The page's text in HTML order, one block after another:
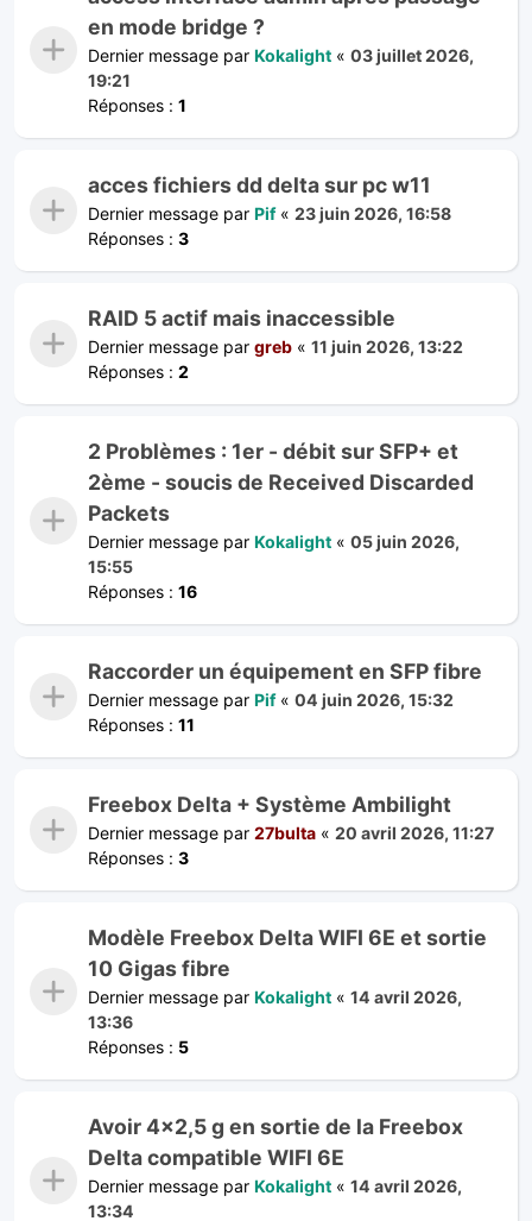
en mode bridge ?
Dernier message par Kokalight « 03 juillet 2026,
19:21
Réponses : 1
acces fichiers dd delta sur pc w11
Dernier message par Pif« 23 juin 2026, 16:58
Réponses : 3
RAID 5 actif mais inaccessible
Dernier message par greb « 11 juin 2026, 13:22
Réponses : 2
2 Problèmes : 1er - débit sur SFP+ et
2ème - soucis de Received Discarded
Packets
Dernier message par Kokalight « 05 juin 2026,
15:55
Réponses : 16
Raccorder un équipement en SFP fibre
Dernier message par Pif« 04 juin 2026, 15:32
Réponses : 11
Freebox Delta + Système Ambilight
Dernier message par 27bulta « 20 avril 2026, 11:27
Réponses : 3
Modèle Freebox Delta WIFI 6E et sortie
10 Gigas fibre
Dernier message par Kokalight « 14 avril 2026,
13:36
Réponses : 5
Avoir 4x2,5 g en sortie de la Freebox
Delta compatible WIFI 6E
Dernier message par Kokalight « 14 avril 2026,
13:34